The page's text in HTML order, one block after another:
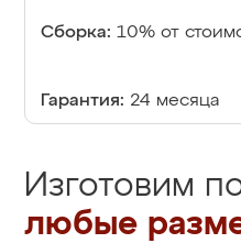
Сборка: 10% от
Гарантия: 24 месяца
Изготовим
любые